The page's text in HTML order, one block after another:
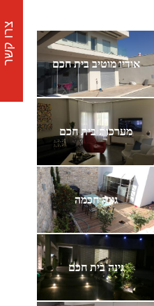
אודיו מוטיב בית חכם
מערכות בית חכם
גינה חכמה
גינה בית חכם
צרו קשר